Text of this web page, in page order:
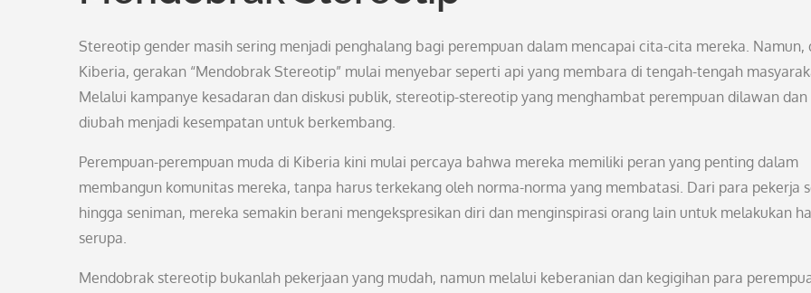
Stereotip gender masih sering menjadi penghalang bagi perempuan dalam mencapai cita-cita mereka. Namun,
Kiberia, gerakan “Mendobrak Stereotip” mulai menyebar seperti api yang membara di tengah-tengah
Melalui kampanye kesadaran dan diskusi publik, stereotip-stereotip yang menghambat perempuan dilawan dan
diubah menjadi kesempatan untuk berkembang.
Perempuan-perempuan muda di Kiberia kini mulai percaya bahwa mereka memiliki peran yang penting dalam
membangun komunitas mereka, tanpa harus terkekang oleh norma-norma yang membatasi. Dari para pekerja
hingga seniman, mereka semakin berani mengekspresikan diri dan menginspirasi orang lain untuk melakukan
serupa.
Mendobrak stereotip bukanlah pekerjaan yang mudah, namun melalui keberanian dan kegigihan para